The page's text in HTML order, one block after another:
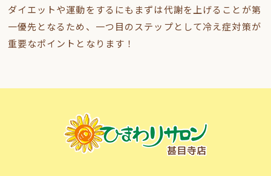
ダイエットや運動をするにもまずは代謝を上げることが第
一優先となるため、 一つ目のステップとして冷え症対策が
重要なポイントとなります！